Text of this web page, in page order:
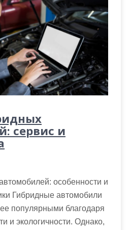
сервис и
особенности и
Гибридные автомобили
популярными благодаря
и экологичности. Однако,